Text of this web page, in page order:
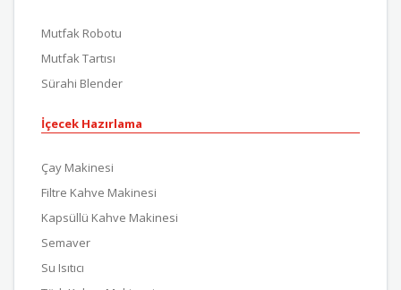
Mutfak Robotu
Mutfak Tartısı
Sürahi Blender
İçecek Hazırlama
Çay Makinesi
Filtre Kahve Makinesi
Kapsüllü Kahve Makinesi
Semaver
Su Isıtıcı